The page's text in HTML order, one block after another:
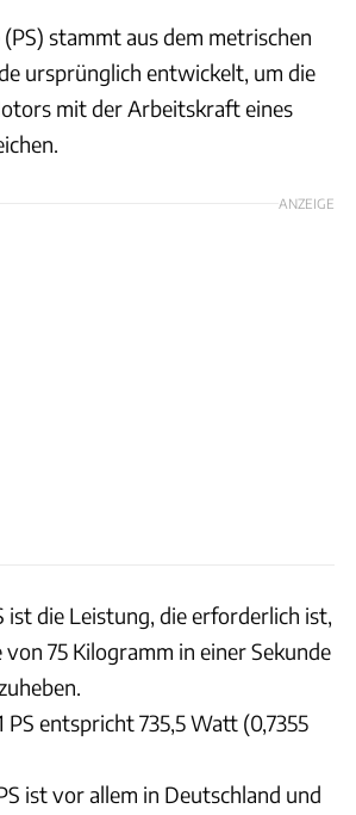
stammt aus dem metrischen
ursprünglich entwickelt, um die
mit der Arbeitskraft eines
ANZEIGE
ist die Leistung, die erforderlich ist,
von 75 Kilogramm in einer Sekunde
PS entspricht 735,5 Watt (0,7355
ist vor allem in Deutschland und